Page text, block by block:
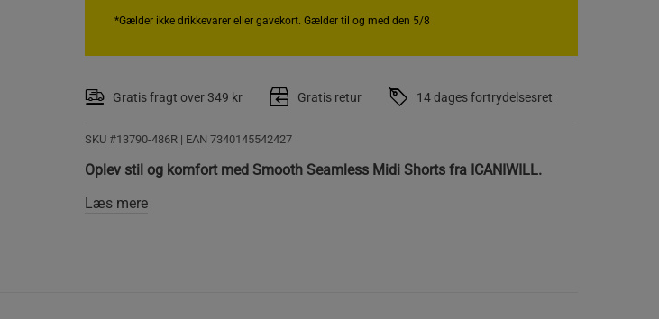
*Gælder ikke drikkevarer eller gavekort. Gælder til og med den 5/8
Gratis fragt over 349 kr Gratis retur 14 dages fortrydelsesret
SKU #13790-486R | EAN 7340145542427
Oplev stil og komfort med Smooth Seamless Midi Shorts fra ICANIWILL.
Læs mere